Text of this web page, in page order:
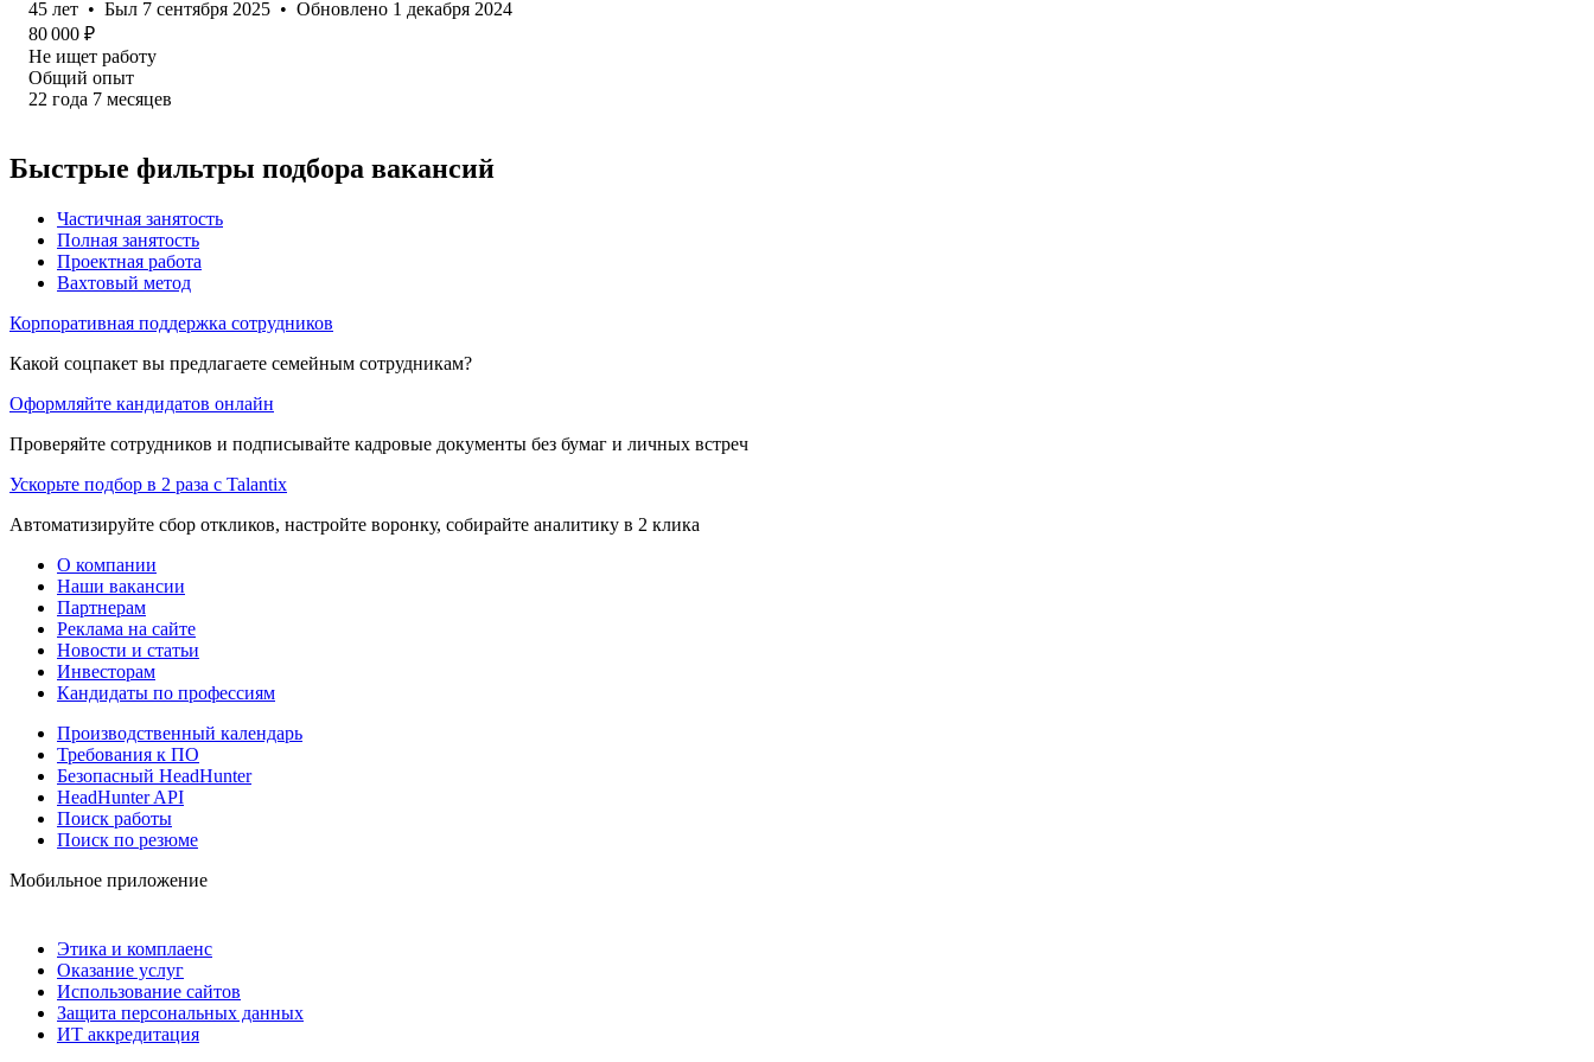
45 лет • Был 7 сентября 2025 • Обновлено 1 декабря 2024
80 000 ₽
Не ищет работу
Общий опыт
22 года 7 месяцев
Быстрые фильтры подбора вакансий
Частичная занятость
Полная занятость
Проектная работа
Вахтовый метод
Корпоративная поддержка сотрудников
Какой соцпакет вы предлагаете семейным сотрудникам?
Оформляйте кандидатов онлайн
Проверяйте сотрудников и подписывайте кадровые документы без бумаг и личных встреч
Ускорьте подбор в 2 раза с Talantix
Автоматизируйте сбор откликов, настройте воронку, собирайте аналитику в 2 клика
О компании
Наши вакансии
Партнерам
Реклама на сайте
Новости и статьи
Инвесторам
Кандидаты по профессиям
Производственный календарь
Требования к ПО
Безопасный HeadHunter
HeadHunter API
Поиск работы
Поиск по резюме
Мобильное приложение
Этика и комплаенс
Оказание услуг
Использование сайтов
Защита персональных данных
ИТ аккредитация